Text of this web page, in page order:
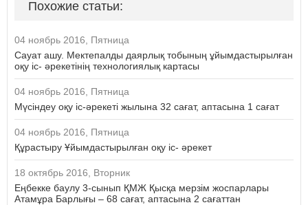
Похожие статьи:
04 ноябрь 2016, Пятница
Сауат ашу. Мектепалды даярлық тобының ұйымдастырылған
оқу іс- әрекетінің технологиялық картасы
04 ноябрь 2016, Пятница
Мүсіндеу оқу іс-әрекеті жылына 32 сағат, аптасына 1 сағат
04 ноябрь 2016, Пятница
Құрастыру Ұйымдастырылған оқу іс- әрекет
18 октябрь 2016, Вторник
Еңбекке баулу 3-сынып ҚМЖ Қысқа мерзім жоспарлары
Атамұра Барлығы – 68 сағат, аптасына 2 сағаттан